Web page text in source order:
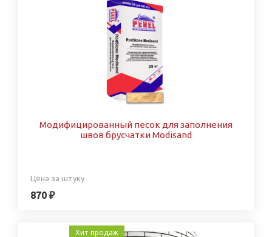
Модифицированный песок для заполнения
швов брусчатки Modisand
Цена за штуку
870 ₽
Хит продаж